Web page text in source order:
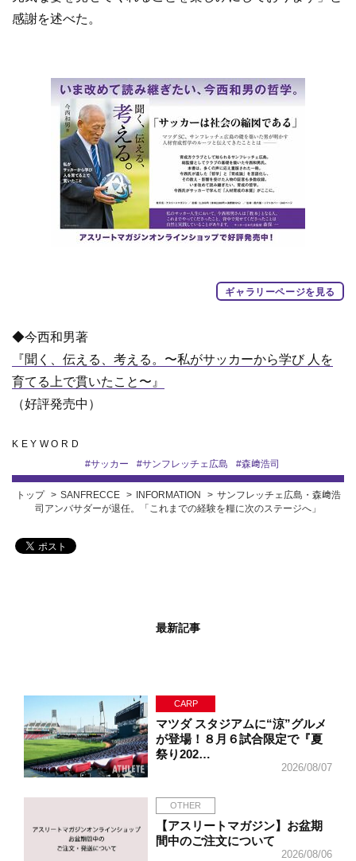
感謝を述べた。
ギャラリーページを見る
◆今西和男著
『聞く、伝える、考える。〜私がサッカーから学び 人を
育てる上で貫いたこと〜』
（好評発売中）
KEYWORD
#サッカー #サンフレッチェ広島 #森﨑浩司
トップ SANFRECCE INFORMATION
サンフレッチェ広島・森﨑浩
司アンバサダーが退任。「これまでの経験を糧に次のステージへ」
最新記事
CARP
マツダ スタジアムに“涼”グルメ
が登場！８月６試合限定で『夏
祭り202…
2026/08/07
OTHER
【アスリートマガジン】お盆期
間中のご注文について
2026/08/06